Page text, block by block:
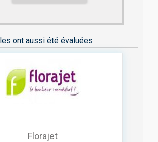
ont aussi été évaluées
Florajet